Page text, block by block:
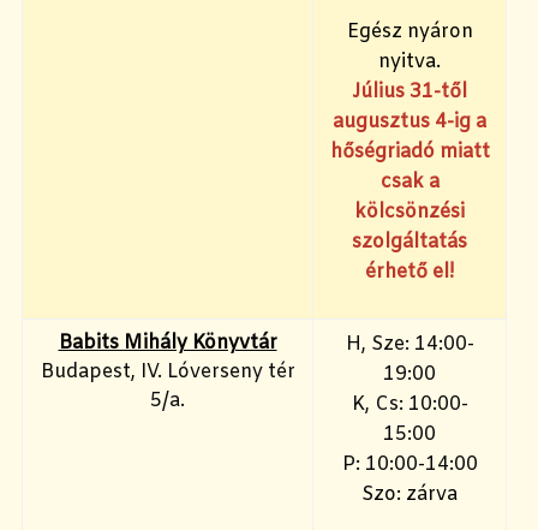
Egész nyáron
nyitva.
Július 31-től
augusztus 4-ig a
hőségriadó miatt
csak a
kölcsönzési
szolgáltatás
érhető el!
Babits Mihály Könyvtár
Budapest, IV. Lóverseny tér
5/a.
H, Sze: 14:00-
19:00
K, Cs: 10:00-
15:00
P: 10:00-14:00
Szo: zárva